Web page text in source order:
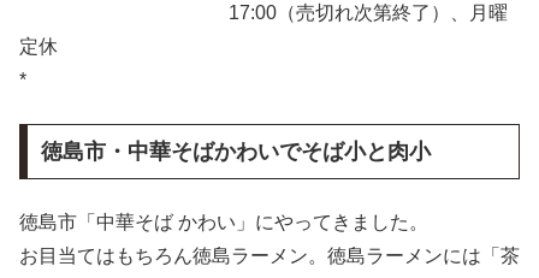
17:00（売切れ次第終了）、月曜
定休
*
徳島市・中華そばかわいでそば小と肉小
徳島市「中華そば かわい」にやってきました。
お目当てはもちろん徳島ラーメン。徳島ラーメンには「茶